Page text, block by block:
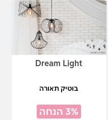
Dream Light
בוטיק תאורה
3% הנחה